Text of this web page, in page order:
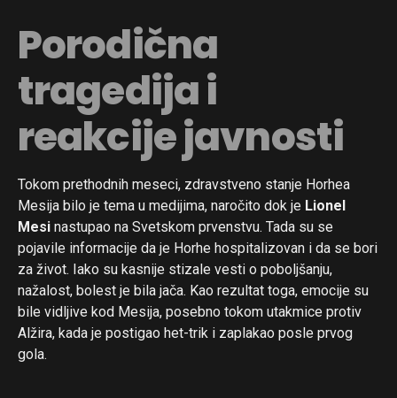
Porodična
tragedija i
reakcije javnosti
Tokom prethodnih meseci, zdravstveno stanje Horhea
Mesija bilo je tema u medijima, naročito dok je Lionel
Mesi nastupao na Svetskom prvenstvu. Tada su se
pojavile informacije da je Horhe hospitalizovan i da se bori
za život. Iako su kasnije stizale vesti o poboljšanju,
nažalost, bolest je bila jača. Kao rezultat toga, emocije su
bile vidljive kod Mesija, posebno tokom utakmice protiv
Alžira, kada je postigao het-trik i zaplakao posle prvog
gola.